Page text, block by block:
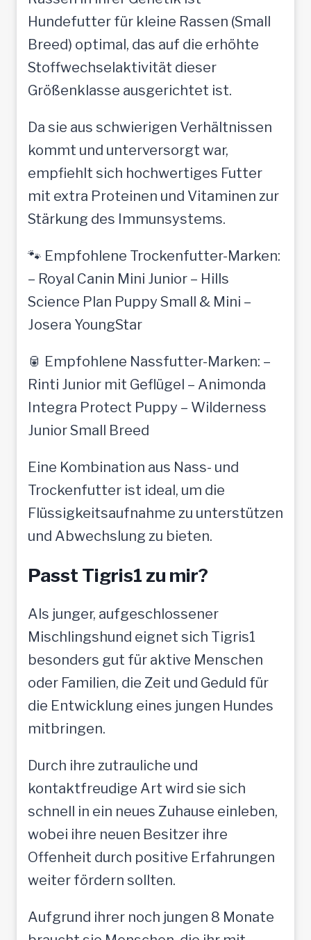
Hundefutter für kleine Rassen (Small
Breed) optimal, das auf die erhöhte
Stoffwechselaktivität dieser
Größenklasse ausgerichtet ist.
Da sie aus schwierigen Verhältnissen
kommt und unterversorgt war,
empfiehlt sich hochwertiges Futter
mit extra Proteinen und Vitaminen zur
Stärkung des Immunsystems.
🐾 Empfohlene Trockenfutter-Marken:
– Royal Canin Mini Junior – Hills
Science Plan Puppy Small & Mini –
Josera YoungStar
🥫 Empfohlene Nassfutter-Marken: –
Rinti Junior mit Geflügel – Animonda
Integra Protect Puppy – Wilderness
Junior Small Breed
Eine Kombination aus Nass- und
Trockenfutter ist ideal, um die
Flüssigkeitsaufnahme zu unterstützen
und Abwechslung zu bieten.
Passt Tigris1 zu mir?
Als junger, aufgeschlossener
Mischlingshund eignet sich Tigris1
besonders gut für aktive Menschen
oder Familien, die Zeit und Geduld für
die Entwicklung eines jungen Hundes
mitbringen.
Durch ihre zutrauliche und
kontaktfreudige Art wird sie sich
schnell in ein neues Zuhause einleben,
wobei ihre neuen Besitzer ihre
Offenheit durch positive Erfahrungen
weiter fördern sollten.
Aufgrund ihrer noch jungen 8 Monate